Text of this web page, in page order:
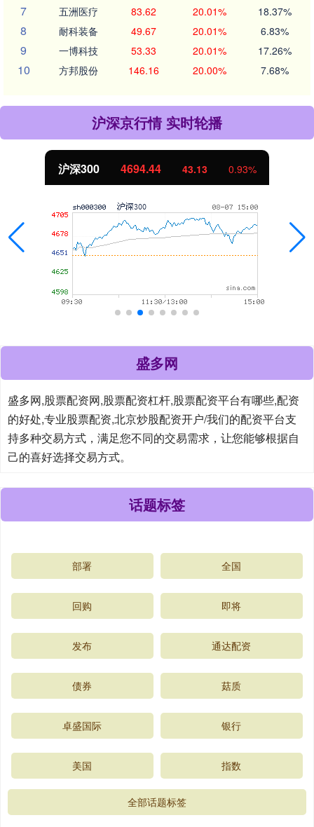
7 五洲医疗 83.62 20.01% 18.37%
8 耐科装备 49.67 20.01% 6.83%
9 一博科技 53.33 20.01% 17.26%
10 方邦股份 146.16 20.00% 7.68%
沪深京行情 实时轮播
沪深300 4694.44 43.13 0.93%
盛多网
盛多网,股票配资网,股票配资杠杆,股票配资平台有哪些,配资
的好处,专业股票配资,北京炒股配资开户/我们的配资平台支
持多种交易方式，满足您不同的交易需求，让您能够根据自
己的喜好选择交易方式。
话题标签
部署 全国
回购 即将
发布 通达配资
债券 菇质
卓盛国际 银行
美国 指数
全部话题标签